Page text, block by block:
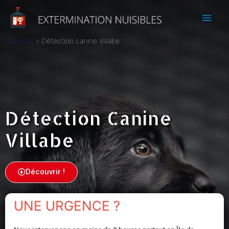
Accueil Détection canine Villabe
Détection Canine
Villabe
Découvrir !
UNE URGENCE ?